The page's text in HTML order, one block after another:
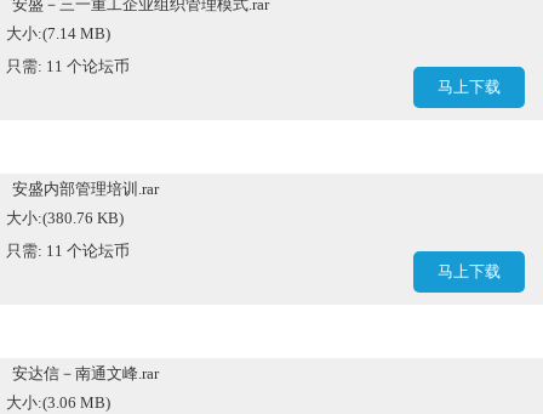
安盛－三一重工企业组织管理模式.rar
大小:(7.14 MB)
只需: 11 个论坛币
马上下载
安盛内部管理培训.rar
大小:(380.76 KB)
只需: 11 个论坛币
马上下载
安达信－南通文峰.rar
大小:(3.06 MB)